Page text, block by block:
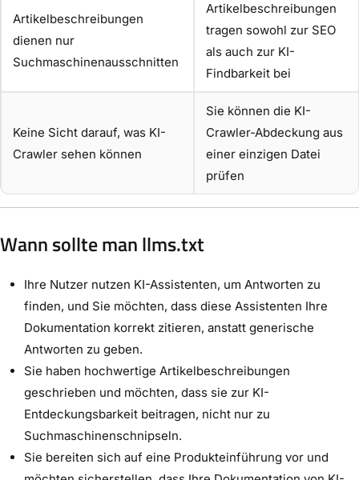
Artikelbeschreibungen
dienen nur
Suchmaschinenausschnitten
Artikelbeschreibungen
tragen sowohl zur SEO
als auch zur KI-
Findbarkeit bei
Keine Sicht darauf, was KI-
Crawler sehen können
Sie können die KI-
Crawler-Abdeckung aus
einer einzigen Datei
prüfen
Wann sollte man llms.txt
Ihre Nutzer nutzen KI-Assistenten, um Antworten zu
finden, und Sie möchten, dass diese Assistenten Ihre
Dokumentation korrekt zitieren, anstatt generische
Antworten zu geben.
Sie haben hochwertige Artikelbeschreibungen
geschrieben und möchten, dass sie zur KI-
Entdeckungsbarkeit beitragen, nicht nur zu
Suchmaschinenschnipseln.
Sie bereiten sich auf eine Produkteinführung vor und